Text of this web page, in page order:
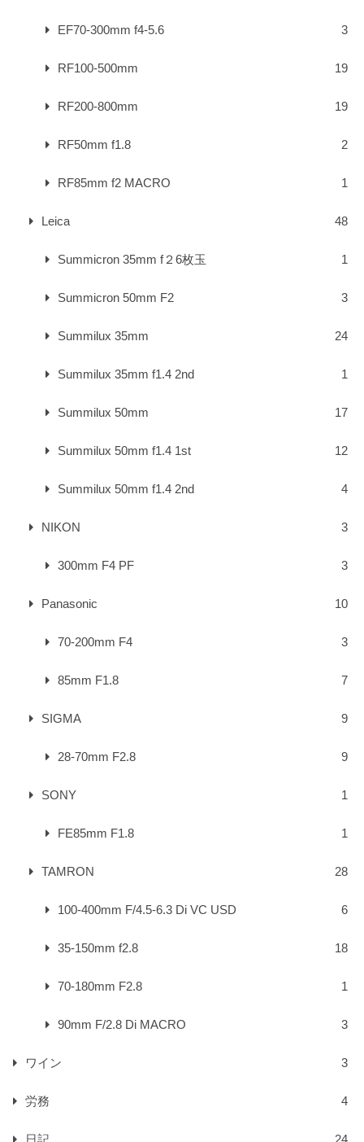
EF70-300mm f4-5.6 3
RF100-500mm 19
RF200-800mm 19
RF50mm f1.8 2
RF85mm f2 MACRO 1
Leica 48
Summicron 35mm f２6枚玉 1
Summicron 50mm F2 3
Summilux 35mm 24
Summilux 35mm f1.4 2nd 1
Summilux 50mm 17
Summilux 50mm f1.4 1st 12
Summilux 50mm f1.4 2nd 4
NIKON 3
300mm F4 PF 3
Panasonic 10
70-200mm F4 3
85mm F1.8 7
SIGMA 9
28-70mm F2.8 9
SONY 1
FE85mm F1.8 1
TAMRON 28
100-400mm F/4.5-6.3 Di VC USD 6
35-150mm f2.8 18
70-180mm F2.8 1
90mm F/2.8 Di MACRO 3
ワイン 3
労務 4